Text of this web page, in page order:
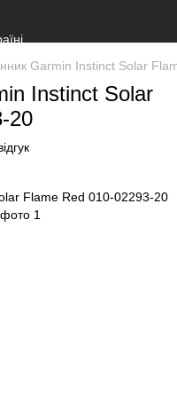
Garmin Instinct Solar
Instinct Solar
20